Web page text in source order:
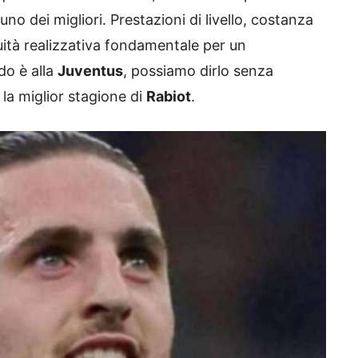
dei migliori. Prestazioni di livello, costanza
realizzativa fondamentale per un
è alla Juventus, possiamo dirlo senza
miglior stagione di Rabiot.